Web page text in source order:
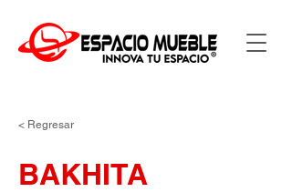
< Regresar
BAKHITA